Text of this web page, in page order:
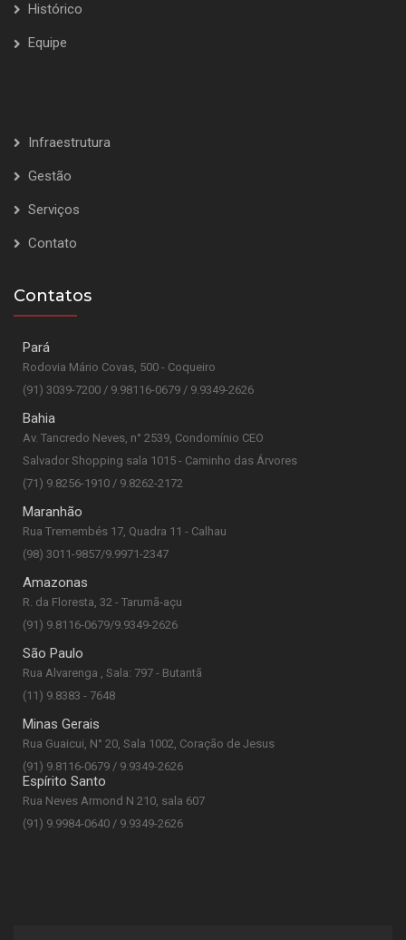
Histórico
Equipe
Infraestrutura
Gestão
Serviços
Contato
Contatos
Pará
Rodovia Mário Covas, 500 - Coqueiro
(91) 3039-7200 / 9.98116-0679 / 9.9349-2626
Bahia
Av. Tancredo Neves, n° 2539, Condomínio CEO
Salvador Shopping sala 1015 - Caminho das Árvores
(71) 9.8256-1910 / 9.8262-2172
Maranhão
Rua Tremembés 17, Quadra 11 - Calhau
(98) 3011-9857/9.9971-2347
Amazonas
R. da Floresta, 32 - Tarumã-açu
(91) 9.8116-0679/9.9349-2626
São Paulo
Rua Alvarenga , Sala: 797 - Butantã
(11) 9.8383 - 7648
Minas Gerais
Rua Guaicui, N° 20, Sala 1002, Coração de Jesus
(91) 9.8116-0679 / 9.9349-2626
Espírito Santo
Rua Neves Armond N 210, sala 607
(91) 9.9984-0640 / 9.9349-2626